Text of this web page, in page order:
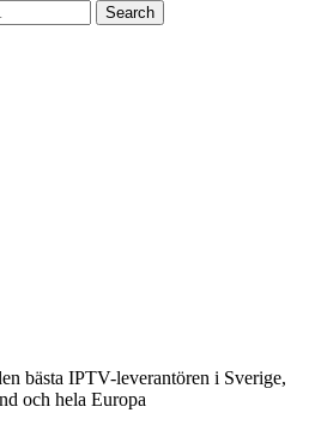
Search
bästa IPTV-leverantören i Sverige,
och hela Europa